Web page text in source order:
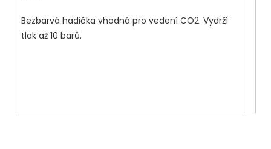
Bezbarvá hadička vhodná pro vedení CO2. Vydrží
tlak až 10 barů.